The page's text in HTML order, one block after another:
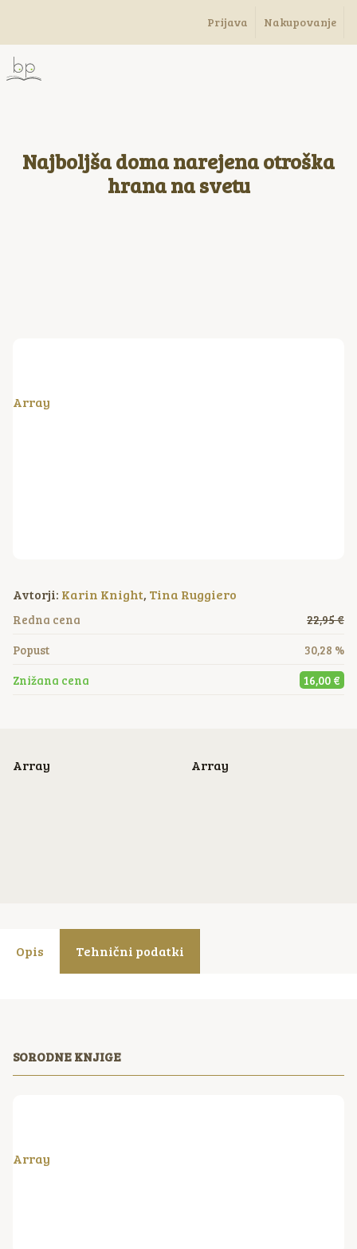
Prijava Nakupovanje
Najboljša doma narejena otroška
hrana na svetu
Array
Avtorji: Karin Knight, Tina Ruggiero
Redna cena
22,95 €
Popust
30,28 %
Znižana cena
16,00 €
Array Array
Opis Tehnični podatki
SORODNE KNJIGE
Array